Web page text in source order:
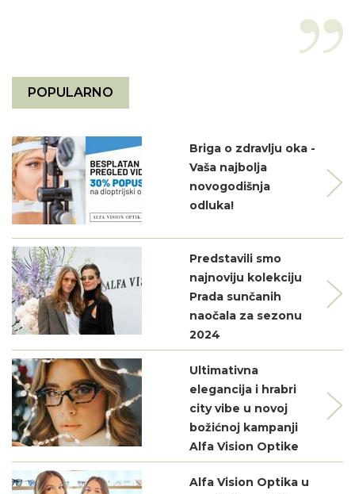
POPULARNO
Briga o zdravlju oka -
Vaša najbolja
novogodišnja
odluka!
Predstavili smo
najnoviju kolekciju
Prada sunčanih
naočala za sezonu
2024
Ultimativna
elegancija i hrabri
city vibe u novoj
božićnoj kampanji
Alfa Vision Optike
Alfa Vision Optika u